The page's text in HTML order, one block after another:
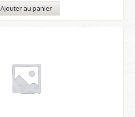
Ajouter au panier